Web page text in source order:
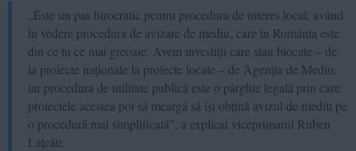
„Este un pas birocratic pentru procedura de interes local, având
în vedere procedura de avizare de mediu, care în România este
din ce în ce mai greoaie. Avem investiții care stau blocate – de
la proiecte naționale la proiecte locale – de Agenția de Mediu,
iar procedura de utilitate publică este o pârghie legală prin care
proiectele acestea pot să meargă să își obțină avizul de mediu pe
o procedură mai simplificată”, a explicat viceprimarul Ruben
Lațcău.